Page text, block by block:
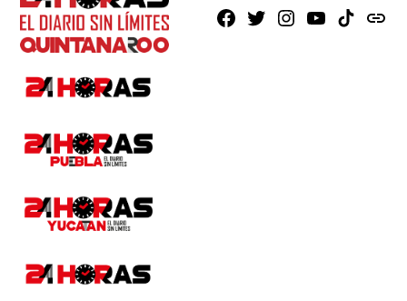
Facebook
X Instagram
YoutubeTikTokissuu